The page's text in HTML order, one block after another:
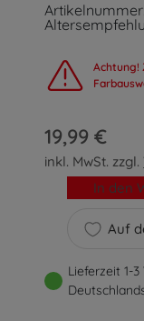
Achtung!
19,99 €
inkl. MwSt. zzgl.
Auf
In den
Lieferzeit 1-